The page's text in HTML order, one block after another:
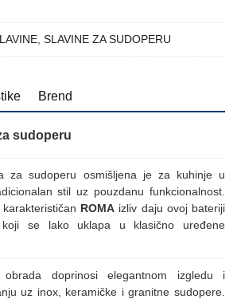
SLAVINE ZA SUDOPERU
Brend
sudoperu
za sudoperu osmišljena je za kuhinje u
stil uz pouzdanu funkcionalnost.
ROMA izliv daju ovoj bateriji
koji se lako uklapa u klasično uređene
obrada doprinosi elegantnom izgledu i
uz inox, keramičke i granitne sudopere.